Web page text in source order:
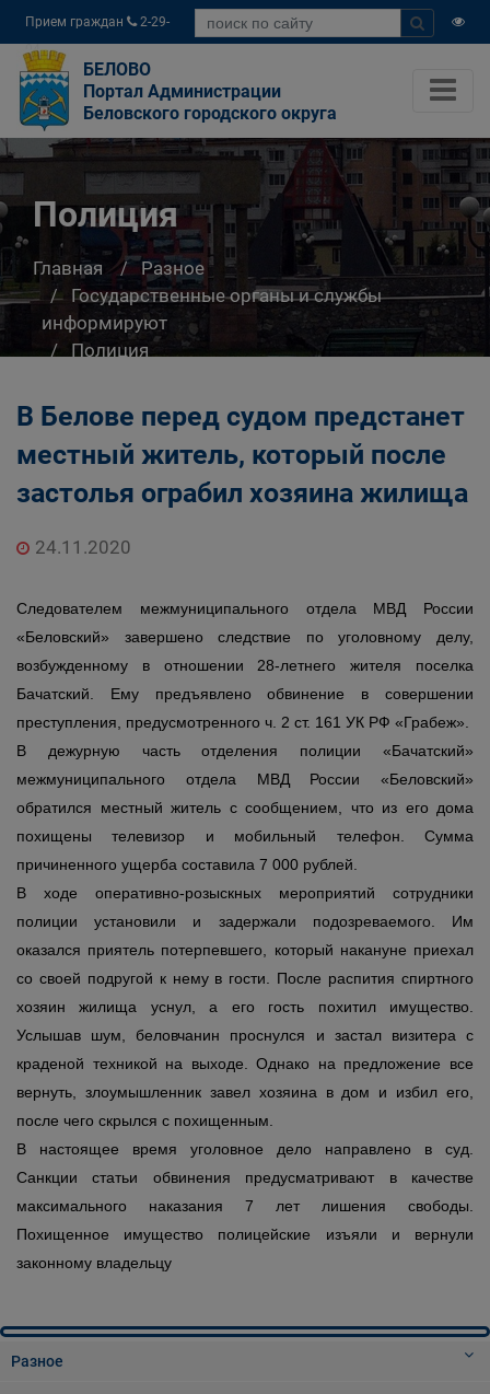
Прием граждан
2-29-
04
БЕЛОВО
Портал Администрации
Беловского городского округа
Полиция
Главная
Разное
Государственные органы и службы
информируют
Полиция
В Белове перед судом предстанет
местный житель, который после
застолья ограбил хозяина жилища
24.11.2020
Следователем межмуниципального отдела МВД России
«Беловский» завершено следствие по уголовному делу,
возбужденному в отношении 28-летнего жителя поселка
Бачатский. Ему предъявлено обвинение в совершении
преступления, предусмотренного ч. 2 ст. 161 УК РФ «Грабеж».
В дежурную часть отделения полиции «Бачатский»
межмуниципального отдела МВД России «Беловский»
обратился местный житель с сообщением, что из его дома
похищены телевизор и мобильный телефон. Сумма
причиненного ущерба составила 7 000 рублей.
В ходе оперативно-розыскных мероприятий сотрудники
полиции установили и задержали подозреваемого. Им
оказался приятель потерпевшего, который накануне приехал
со своей подругой к нему в гости. После распития спиртного
хозяин жилища уснул, а его гость похитил имущество.
Услышав шум, беловчанин проснулся и застал визитера с
краденой техникой на выходе. Однако на предложение все
вернуть, злоумышленник завел хозяина в дом и избил его,
после чего скрылся с похищенным.
В настоящее время уголовное дело направлено в суд.
Санкции статьи обвинения предусматривают в качестве
максимального наказания 7 лет лишения свободы.
Похищенное имущество полицейские изъяли и вернули
законному владельцу
Разное